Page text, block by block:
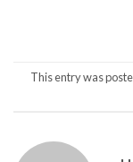
This entry was